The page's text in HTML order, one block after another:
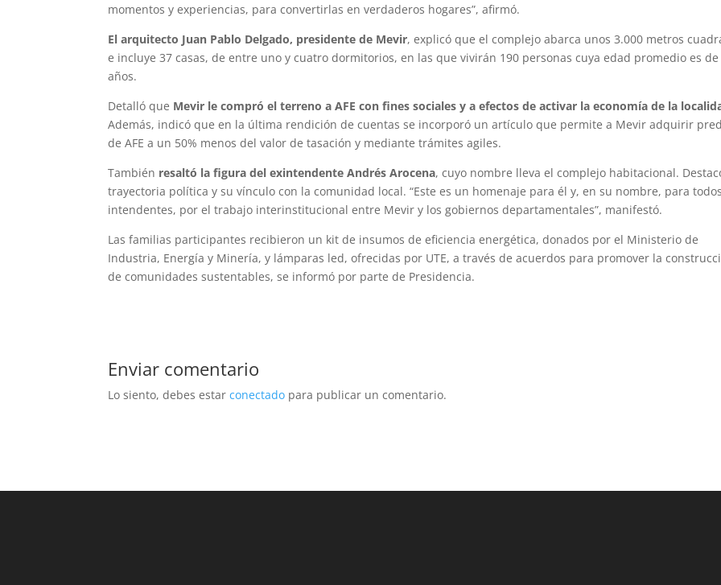
momentos y experiencias, para convertirlas en verdaderos hogares”, afirmó.
El arquitecto Juan Pablo Delgado, presidente de Mevir, explicó que el complejo abarca unos 3.000 metros
e incluye 37 casas, de entre uno y cuatro dormitorios, en las que vivirán 190 personas cuya edad promedio es de
años.
Detalló que Mevir le compró el terreno a AFE con fines sociales y a efectos de activar la economía de la
Además, indicó que en la última rendición de cuentas se incorporó un artículo que permite a Mevir adquirir
de AFE a un 50% menos del valor de tasación y mediante trámites agiles.
También resaltó la figura del exintendente Andrés Arocena, cuyo nombre lleva el complejo habitacional.
trayectoria política y su vínculo con la comunidad local. “Este es un homenaje para él y, en su nombre, para
intendentes, por el trabajo interinstitucional entre Mevir y los gobiernos departamentales”, manifestó.
Las familias participantes recibieron un kit de insumos de eficiencia energética, donados por el Ministerio de
Industria, Energía y Minería, y lámparas led, ofrecidas por UTE, a través de acuerdos para promover la
de comunidades sustentables, se informó por parte de Presidencia.
Enviar comentario
Lo siento, debes estarconectado para publicar un comentario.